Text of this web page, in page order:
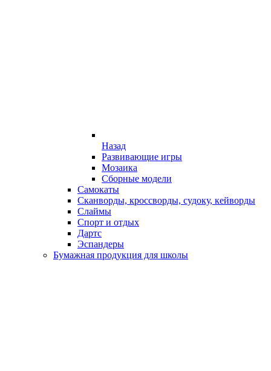
Назад
Развивающие игры
Мозаика
Сборные модели
Самокаты
Сканворды, кроссворды, судоку, кейворды
Слаймы
Спорт и отдых
Дартс
Эспандеры
Бумажная продукция для школы